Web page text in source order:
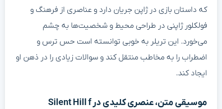
که داستان بازی در ژاپن جریان دارد و عناصری از فرهنگ و
فولکلور ژاپنی در طراحی محیط و شخصیت‌ها به چشم
می‌خورد. این تریلر به خوبی توانسته است حس ترس و
اضطراب را به مخاطب منتقل کند و سوالات زیادی را در ذهن او
ایجاد کند.
موسیقی متن، عنصری کلیدی در Silent Hill f